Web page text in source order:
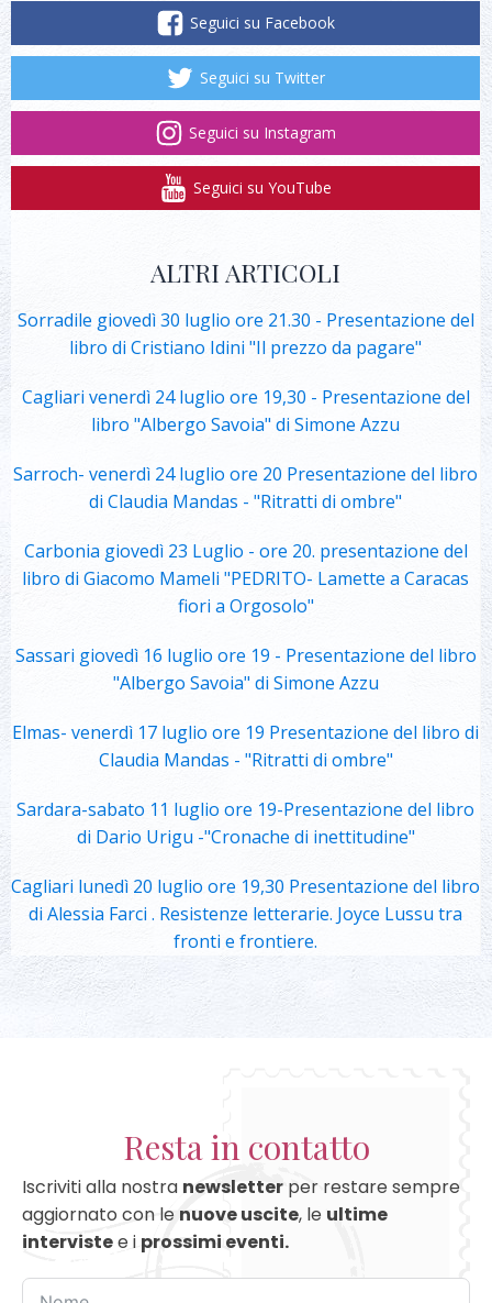
Seguici su Facebook
Seguici su Twitter
Seguici su Instagram
Seguici su YouTube
ALTRI ARTICOLI
Sorradile giovedì 30 luglio ore 21.30 - Presentazione del
libro di Cristiano Idini "Il prezzo da pagare"
Cagliari venerdì 24 luglio ore 19,30 - Presentazione del
libro "Albergo Savoia" di Simone Azzu
Sarroch- venerdì 24 luglio ore 20 Presentazione del libro
di Claudia Mandas - "Ritratti di ombre"
Carbonia giovedì 23 Luglio - ore 20. presentazione del
libro di Giacomo Mameli "PEDRITO- Lamette a Caracas
fiori a Orgosolo"
Sassari giovedì 16 luglio ore 19 - Presentazione del libro
"Albergo Savoia" di Simone Azzu
Elmas- venerdì 17 luglio ore 19 Presentazione del libro di
Claudia Mandas - "Ritratti di ombre"
Sardara-sabato 11 luglio ore 19-Presentazione del libro
di Dario Urigu -"Cronache di inettitudine"
Cagliari lunedì 20 luglio ore 19,30 Presentazione del libro
di Alessia Farci . Resistenze letterarie. Joyce Lussu tra
fronti e frontiere.
Resta in contatto
Iscriviti alla nostra newsletter per restare sempre
aggiornato con le nuove uscite, le ultime
intervistee i prossimi eventi.